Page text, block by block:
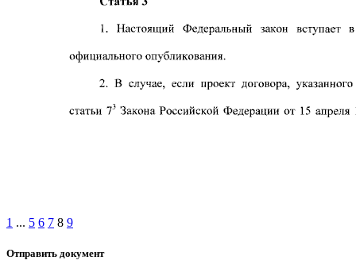
1 ... 5 6 7 8 9
Отправить документ